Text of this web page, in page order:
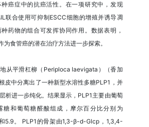
癌症中的抗癌活性。在一项研究中，发现
联合使用可抑制ESCC细胞的增殖并诱导凋
药物的组合可发挥协同作用。数据表明，
为食管癌的潜在治疗方法进一步探索。
从平滑杠柳（Periploca laevigata）（香加
皮中分离出了一种新型水溶性多糖PLP1，并
析进一步纯化。结果显示，PLP1主要由葡萄
糖和葡萄糖醛酸组成，摩尔百分比分别为
5.9。 PLP1的骨架由1,3-β-d-Glcp，1,3,4-